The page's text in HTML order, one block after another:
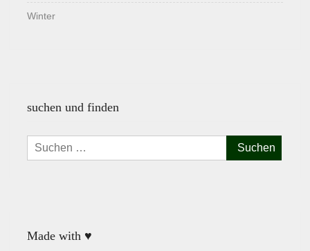
Winter
suchen und finden
Suchen
nach:
Made with ♥